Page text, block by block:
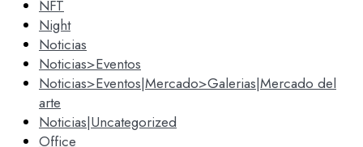
NFT
Night
Noticias
Noticias>Eventos
Noticias>Eventos|Mercado>Galerias|Mercado del
arte
Noticias|Uncategorized
Office